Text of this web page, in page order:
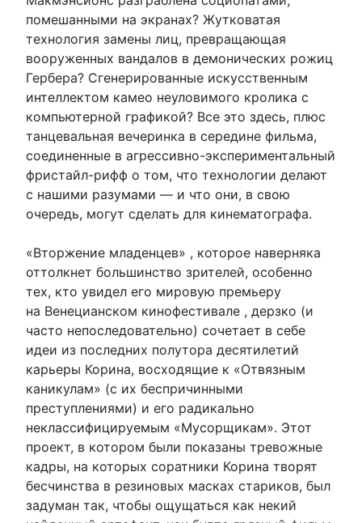
помешанными на экранах? Жутковатая
технология замены лиц, превращающая
вооруженных вандалов в демонических рожиц
Гербера? Сгенерированные искусственным
интеллектом камео неуловимого кролика с
компьютерной графикой? Все это здесь, плюс
танцевальная вечеринка в середине фильма,
соединенные в агрессивно-экспериментальный
фристайл-рифф о том, что технологии делают
с нашими разумами — и что они, в свою
очередь, могут сделать для кинематографа.
«Вторжение младенцев» , которое наверняка
оттолкнет большинство зрителей, особенно
тех, кто увидел его мировую премьеру
на Венецианском кинофестивале , дерзко (и
часто непоследовательно) сочетает в себе
идеи из последних полутора десятилетий
карьеры Корина, восходящие к «Отвязным
каникулам» (с их беспричинными
преступлениями) и его радикально
неклассифицируемым «Мусорщикам». Этот
проект, в котором были показаны тревожные
кадры, на которых соратники Корина творят
бесчинства в резиновых масках стариков, был
задуман так, чтобы ощущаться как некий